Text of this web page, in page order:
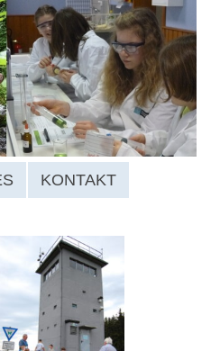
KONTAKT